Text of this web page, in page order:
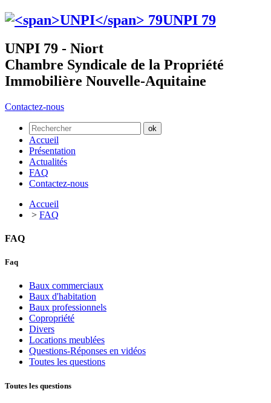
UNPI 79
UNPI 79 - Niort
Chambre Syndicale de la Propriété
Immobilière Nouvelle-Aquitaine
Contactez-nous
Accueil
Présentation
Actualités
FAQ
Contactez-nous
Accueil
> FAQ
FAQ
Faq
Baux commerciaux
Baux d'habitation
Baux professionnels
Copropriété
Divers
Locations meublées
Questions-Réponses en vidéos
Toutes les questions
Toutes les questions